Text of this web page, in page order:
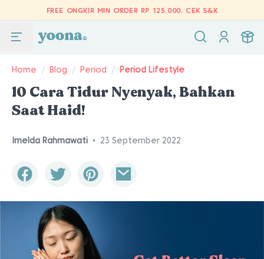
FREE ONGKIR MIN ORDER RP 125.000. CEK S&K
Home / Blog / Period / Period Lifestyle
10 Cara Tidur Nyenyak, Bahkan
Saat Haid!
Imelda Rahmawati • 23 September 2022